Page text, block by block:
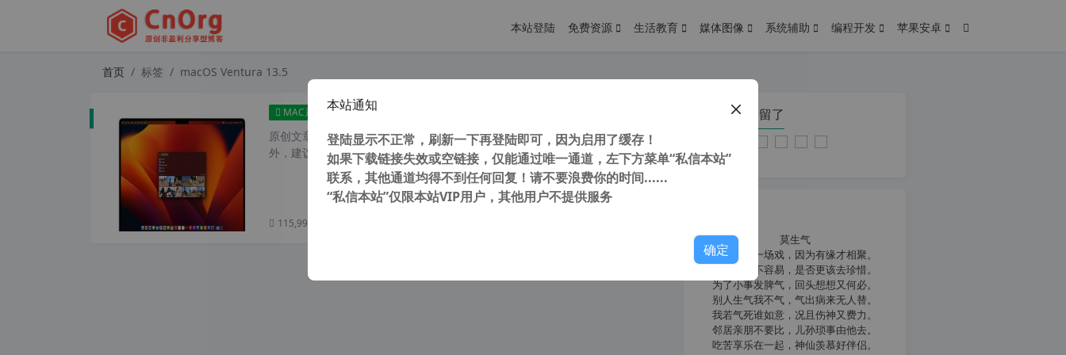
本站登陆 免费资源 生活教育 媒体图像 系统辅助 编程开发 苹果安卓
首页 标签 macOS Ventura 13.5
MAC系统 macOS Ventura 13.5 原版引导镜像
原创文章，转载请注明： 转载自 cnorg.12hp.de 注意： 由于网站空间位于国
外，建议避开晚上的访问高...
115,993 次浏览
您在本页停留了
莫生气
人生就像一场戏，因为有缘才相聚。
相扶到老不容易，是否更该去珍惜。
为了小事发脾气，回头想想又何必。
别人生气我不气，气出病来无人替。
我若气死谁如意，况且伤神又费力。
邻居亲朋不要比，儿孙琐事由他去。
吃苦享乐在一起，神仙羡慕好伴侣。
本站通知
登陆显示不正常，刷新一下再登陆即可，因为启用了缓存！
如果下载链接失效或空链接，仅能通过唯一通道，左下方菜单“私信本站”
联系，其他通道均得不到任何回复！请不要浪费你的时间......
“私信本站”仅限本站VIP用户，其他用户不提供服务
确定